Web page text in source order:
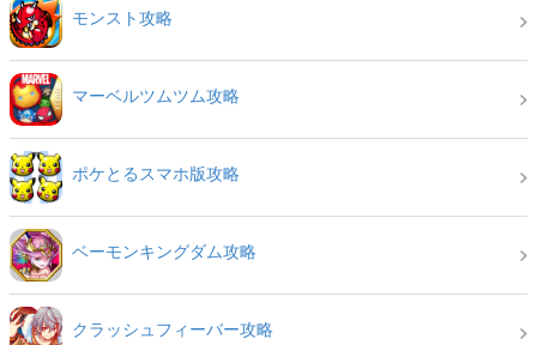
モンスト攻略
マーベルツムツム攻略
ポケとるスマホ版攻略
ベーモンキングダム攻略
クラッシュフィーバー攻略